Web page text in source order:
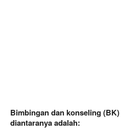
Bimbingan dan konseling(BK)
diantaranya adalah: